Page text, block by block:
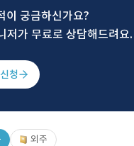
이 궁금하신가요?
저가 무료로 상담해드려요.
청
외주